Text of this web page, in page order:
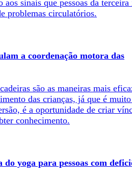
aos sinais que pessoas da terceira
problemas circulatórios.
a coordenação motora das
são as maneiras mais
das crianças, já que é
é a oportunidade de criar
conhecimento.
yoga para pessoas com